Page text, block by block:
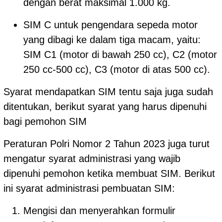
dengan berat maksimal 1.000 kg.
SIM C untuk pengendara sepeda motor
yang dibagi ke dalam tiga macam, yaitu:
SIM C1 (motor di bawah 250 cc), C2 (motor
250 cc-500 cc), C3 (motor di atas 500 cc).
Syarat mendapatkan SIM tentu saja juga sudah
ditentukan, berikut syarat yang harus dipenuhi
bagi pemohon SIM
Peraturan Polri Nomor 2 Tahun 2023 juga turut
mengatur syarat administrasi yang wajib
dipenuhi pemohon ketika membuat SIM. Berikut
ini syarat administrasi pembuatan SIM:
Mengisi dan menyerahkan formulir